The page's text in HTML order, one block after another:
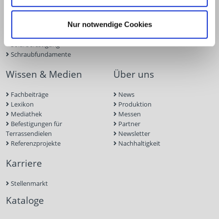
Nur notwendige Cookies
Trockenbau
Werkzeuge und Zubehör
Beton- und Mauerwerk
Solarbefestigung
Schraubfundamente
BIM-Portal
Bemessungsformulare
Wissen & Medien
Fachbeiträge
Lexikon
Mediathek
Befestigungen für
Terrassendielen
Referenzprojekte
Über uns
News
Produktion
Messen
Partner
Newsletter
Nachhaltigkeit
Karriere
Stellenmarkt
Kataloge